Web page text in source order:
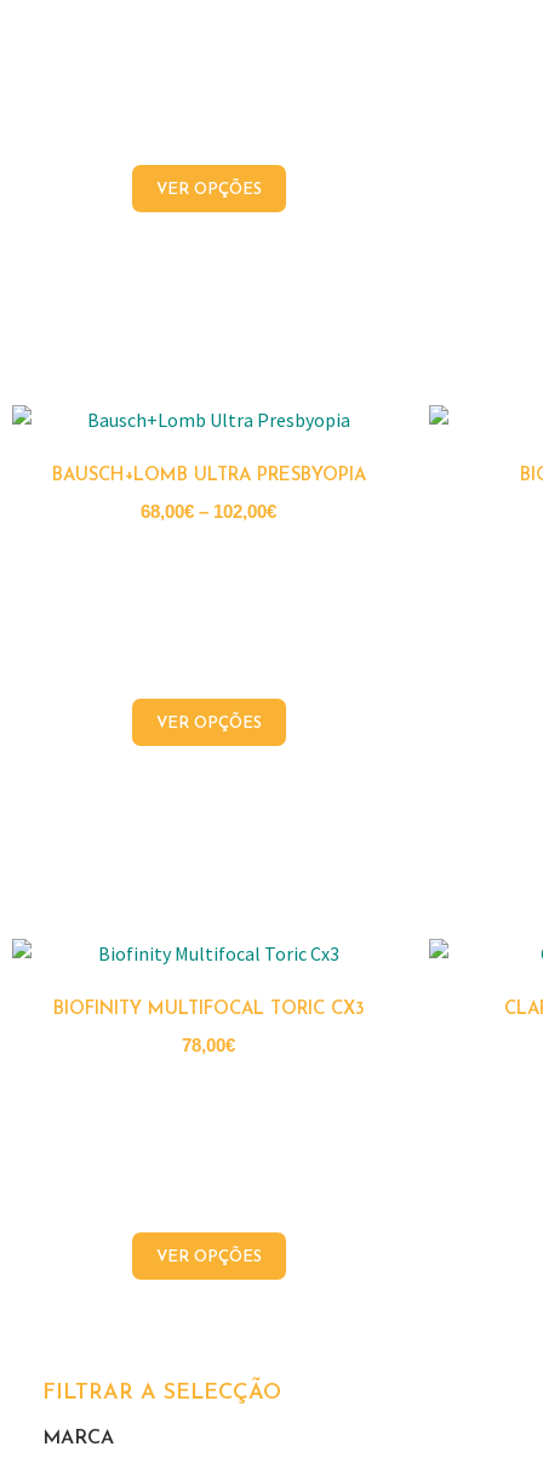
VER OPÇÕES
BAUSCH+LOMB ULTRA PRESBYOPIA
68,00€ – 102,00€
VER OPÇÕES
BIOFINITY MULTIFOCAL TORIC CX3
78,00€
VER OPÇÕES
FILTRAR A SELECÇÃO
MARCA